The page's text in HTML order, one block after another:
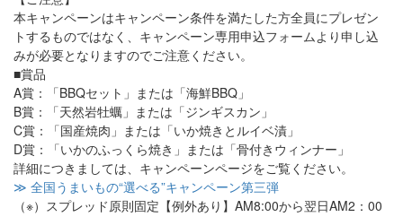
本キャンペーンはキャンペーン条件を満たした方全員にプレゼン
トするものではなく、キャンペーン専用申込フォームより申し込
みが必要となりますのでご注意ください。
■賞品
A賞：「BBQセット」または「海鮮BBQ」
B賞：「天然岩牡蠣」または「ジンギスカン」
C賞：「国産焼肉」または「いか焼きとルイベ漬」
D賞：「いかのふっくら焼き」または「骨付きウィンナー」
詳細につきましては、キャンペーンページをご覧ください。
≫ 全国うまいもの“選べる”キャンペーン第三弾
（※）スプレッド原則固定【例外あり】AM8:00から翌日AM2：00